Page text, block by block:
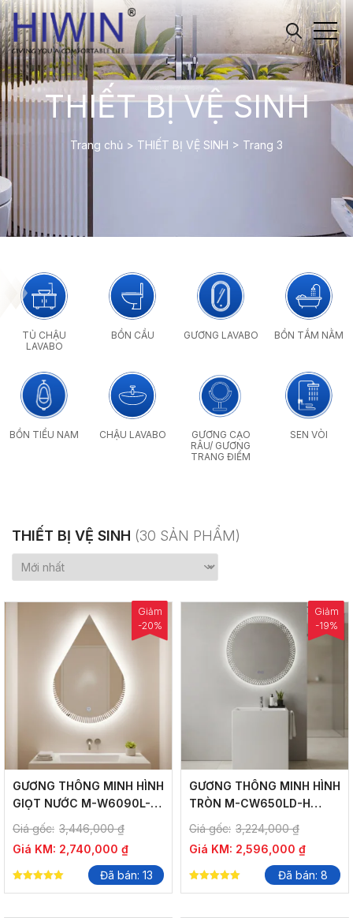
THIẾT BỊ VỆ SINH
Trang chủ > THIẾT BỊ VỆ SINH > Trang 3
TỦ CHẬU
LAVABO
BỒN CẦU GƯƠNG LAVABO BỒN TẮM NẰM
BỒN TIỂU NAM CHẬU LAVABO
GƯƠNG CẠO
RÂU/ GƯƠNG
TRANG ĐIỂM
SEN VÒI
THIẾT BỊ VỆ SINH (30 SẢN PHẨM)
GƯƠNG THÔNG MINH HÌNH
GIỌT NƯỚC M-W6090L-H
THIẾT KẾ ĐỘC ĐÁO
Giá gốc: 3,446,000₫
Giá KM: 2,740,000 ₫
Giảm
-20%
Đã bán: 13
GƯƠNG THÔNG MINH HÌNH
TRÒN M-CW650LD-H
THIẾT KẾ SANG TRỌNG,
CẢM ỨNG HIỆN ĐẠI
Giá gốc: 3,224,000₫
Giá KM: 2,596,000 ₫
Giảm
-19%
Đã bán: 8